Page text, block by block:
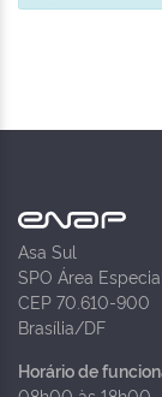
Asa Sul
SPO Área
CEP 70.610-900
Brasília/DF
Horário de